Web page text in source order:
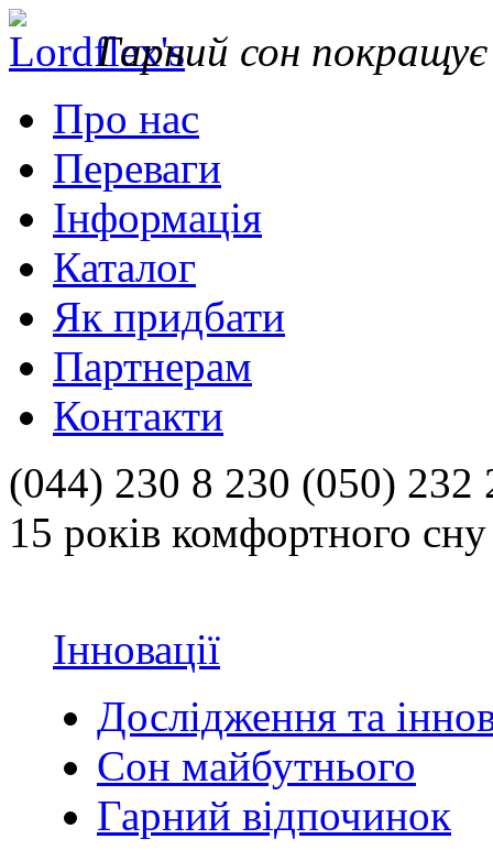
Гарний сон
Про нас
Переваги
Інформація
Каталог
Як придбати
Партнерам
Контакти
(044) 230 8 230 (050) 232
15 років комфортного
Інновації
Дослідження та
Сон майбутнього
Гарний відпочинок